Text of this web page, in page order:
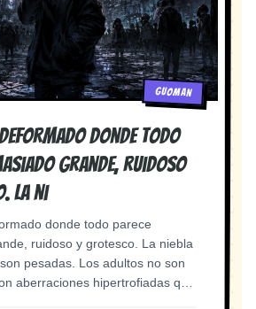
GUOMAN
donde todo
grande, ruidoso
La ni
donde todo parece
ruidoso y grotesco. La niebla
pesadas. Los adultos no son
aberraciones hipertrofiadas que